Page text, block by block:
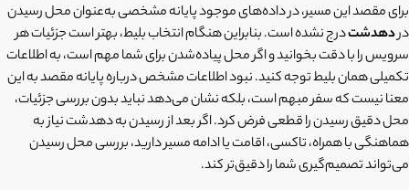
برای مقصد این مسیر، در داده‌های موجود پایانه مشخصی به‌عنوان محل رسیدن
دردهدشتدرج نشده است. بنابراین هنگام انتخاب بلیط، بهتر است جزئیات هر
سرویس را با دقت بخوانید و اگر محل پیاده‌شدن برای شما مهم است، به اطلاعات
تکمیلی همان بلیط توجه کنید. نبود اطلاعات مشخص درباره پایانه مقصد به این
معنا نیست که سفر مبهم است، بلکه نشان می‌دهد نباید بدون بررسی جزئیات،
محل دقیق رسیدن را قطعی فرض کرد. اگر بعد از رسیدن به دهدشت نیاز به
هماهنگی با همراه، تاکسی، اقامت یا ادامه مسیر دارید، بررسی محل رسیدن
می‌تواند تصمیم‌گیری شما را دقیق‌تر کند.